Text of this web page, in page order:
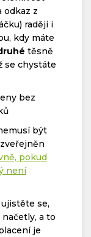
odkaz z
raději i
kdy máte
těsně
se chystáte
bez
být
pokud
není
ujistěte se,
a to
je